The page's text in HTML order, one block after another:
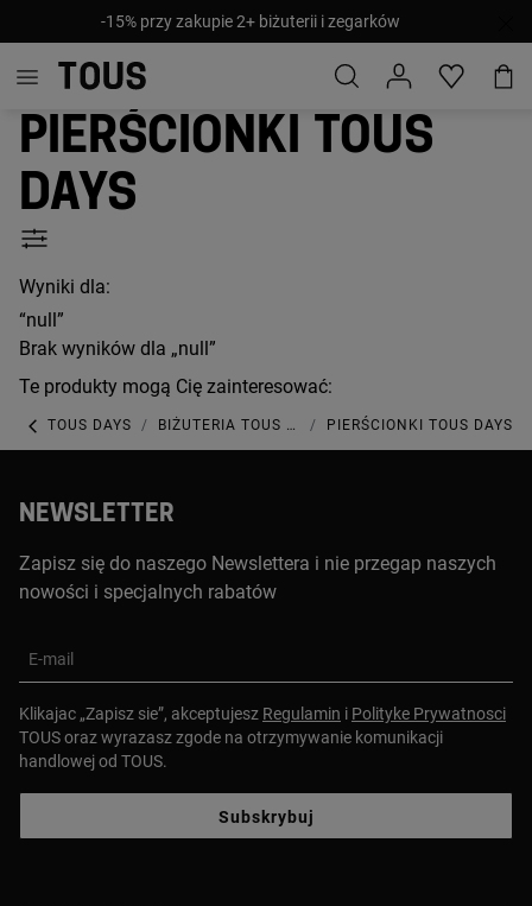
-15% przy zakupie 2+ biżuterii i zegarków
Pierścionki TOUS
Days
Wyniki dla:
“null”
Brak wyników dla „null”
Te produkty mogą Cię zainteresować:
TOUS DAYS BIŻUTERIA TOUS DAYS PIERŚCIONKI TOUS DAYS
NEWSLETTER
Zapisz się do naszego Newslettera i nie przegap naszych
nowości i specjalnych rabatów
E-mail
Klikajac „Zapisz sie”, akceptujesz Regulamin i Polityke Prywatnosci
TOUS oraz wyrazasz zgode na otrzymywanie komunikacji
handlowej od TOUS.
Subskrybuj